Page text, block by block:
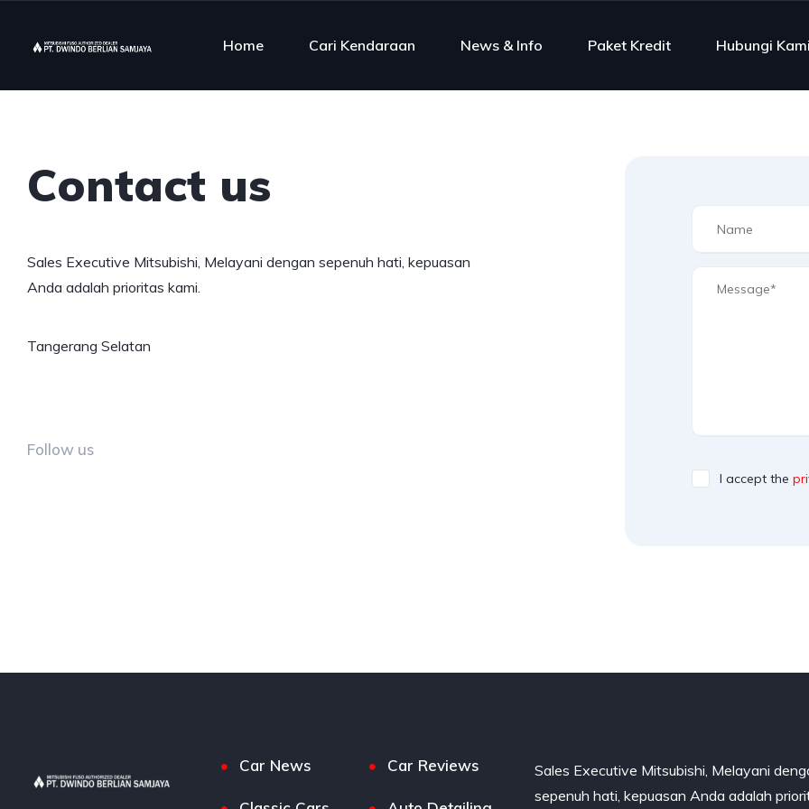
Home Cari Kendaraan News & Info Paket Kredit Hubungi
Contact us
Sales Executive Mitsubishi, Melayani dengan sepenuh hati, kepuasan
Anda adalah prioritas kami.
Tangerang Selatan
Follow us
I accept the
Car News Car Reviews
Sales Executive Mitsubishi, Melayani
sepenuh hati, kepuasan Anda adalah